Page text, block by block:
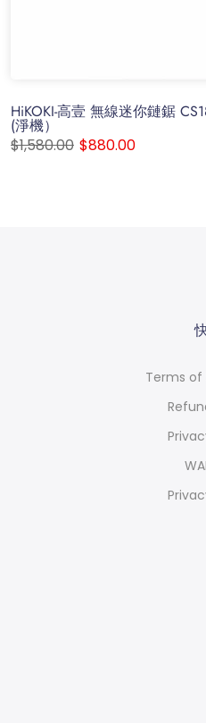
HiKOKI-高壹 無線迷你鏈鋸
(淨機）
$1,580.00 $880.00
Terms of